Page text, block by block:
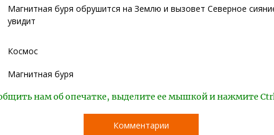
Магнитная буря обрушится на Землю и вызовет Северное
увидит
Космос
Магнитная буря
нам об опечатке, выделите ее мышкой и нажмите
Комментарии